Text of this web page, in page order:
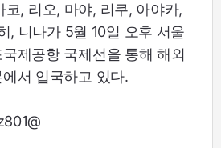
, 리오, 마야, 리쿠, 아야카,
, 니나가 5월 10일 오후 서울
제공항 국제선을 통해 해외
서 입국하고 있다.